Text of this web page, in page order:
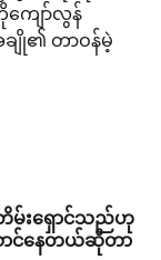
ျော်လွန်
ျို၏ တာဝန်မဲ့
မ်းရှောင်သည်ဟု
ောင်နေတယ်ဆိုတာ